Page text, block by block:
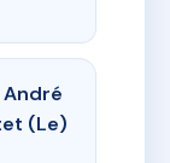
(Le)